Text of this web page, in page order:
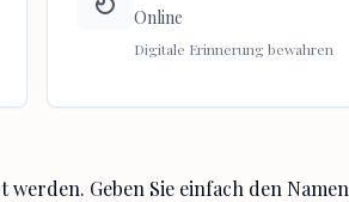
Online
Digitale Erinnerung bewahren
Geben Sie einfach den Namen